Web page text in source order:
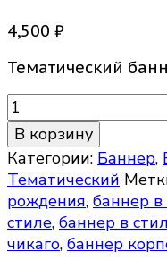
4,500 ₽
Тематический
Количество
товара
Баннер
Чикаго
В корзину
Категории: Баннер,
Тематический
рождения, баннер в
стиле, баннер в
чикаго, баннер